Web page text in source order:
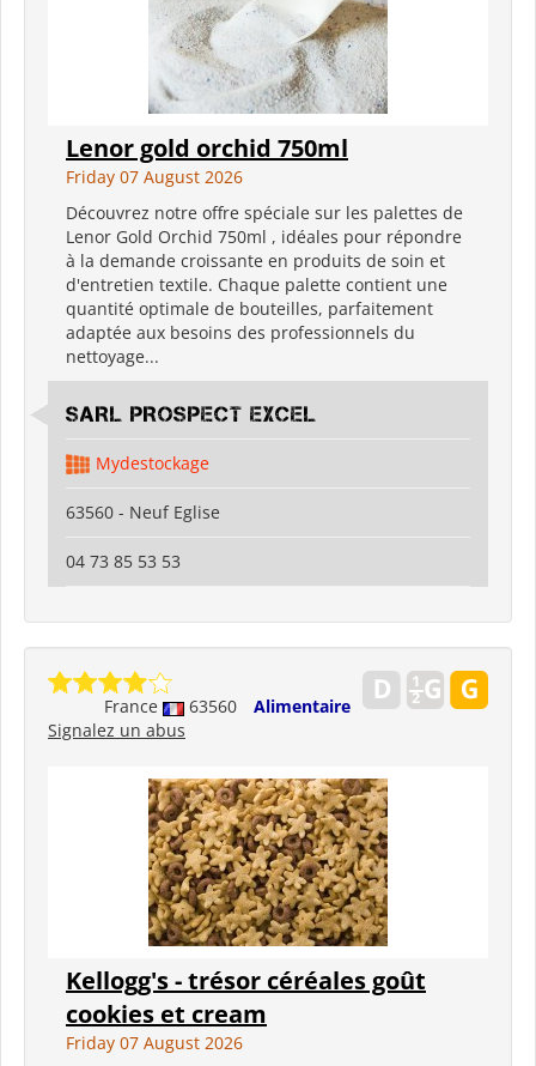
Lenor gold orchid 750ml
Friday 07 August 2026
Découvrez notre offre spéciale sur les palettes de
Lenor Gold Orchid 750ml , idéales pour répondre
à la demande croissante en produits de soin et
d'entretien textile. Chaque palette contient une
quantité optimale de bouteilles, parfaitement
adaptée aux besoins des professionnels du
nettoyage...
SARL PROSPECT EXCEL
Mydestockage
63560 - Neuf Eglise
04 73 85 53 53
France 63560
Alimentaire
Signalez un abus
Kellogg's - trésor céréales goût
cookies et cream
Friday 07 August 2026